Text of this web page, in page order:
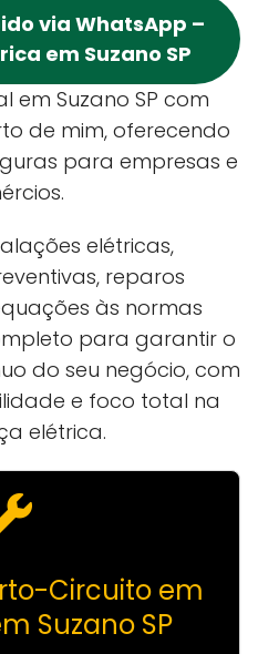
via WhatsApp –
em Suzano SP
em Suzano SP com
de mim, oferecendo
para empresas e
elétricas,
reparos
às normas
para garantir o
do seu negócio, com
e foco total na
elétrica.
Circuito em
Suzano SP